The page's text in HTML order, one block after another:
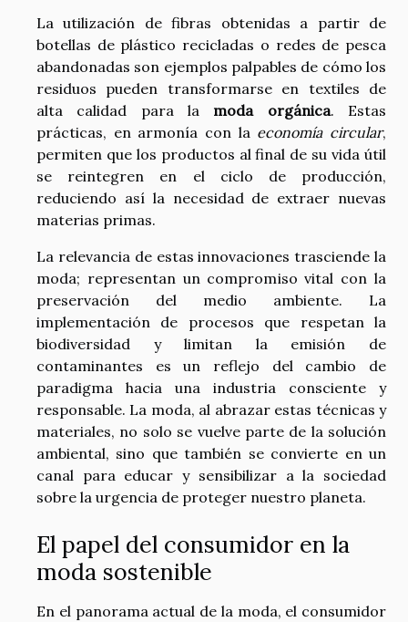
La utilización de fibras obtenidas a partir de
botellas de plástico recicladas o redes de pesca
abandonadas son ejemplos palpables de cómo los
residuos pueden transformarse en textiles de
alta calidad para la moda orgánica. Estas
prácticas, en armonía con la economía circular,
permiten que los productos al final de su vida útil
se reintegren en el ciclo de producción,
reduciendo así la necesidad de extraer nuevas
materias primas.
La relevancia de estas innovaciones trasciende la
moda; representan un compromiso vital con la
preservación del medio ambiente. La
implementación de procesos que respetan la
biodiversidad y limitan la emisión de
contaminantes es un reflejo del cambio de
paradigma hacia una industria consciente y
responsable. La moda, al abrazar estas técnicas y
materiales, no solo se vuelve parte de la solución
ambiental, sino que también se convierte en un
canal para educar y sensibilizar a la sociedad
sobre la urgencia de proteger nuestro planeta.
El papel del consumidor en la
moda sostenible
En el panorama actual de la moda, el consumidor